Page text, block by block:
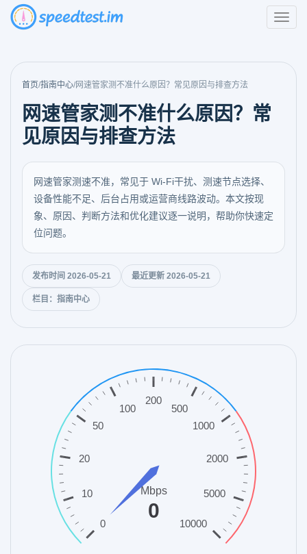
首页/指南中心/网速管家测不准什么原因？常见原因与排查方法
网速管家测不准什么原因？常
见原因与排查方法
网速管家测速不准，常见于 Wi-Fi干扰、测速节点选择、
设备性能不足、后台占用或运营商线路波动。本文按现
象、原因、判断方法和优化建议逐一说明，帮助你快速定
位问题。
发布时间 2026-05-21 最近更新 2026-05-21
栏目：指南中心